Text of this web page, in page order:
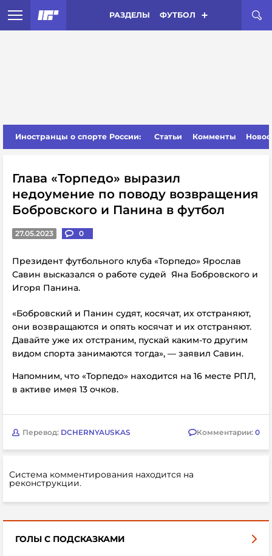
РАЗДЕЛЫ ФУТБОЛ
Иностранцы о спорте России: Статьи Комменты
Глава «Торпедо» выразил
недоумение по поводу возвращения
Бобровского и Панина в футбол
27.05.2023 0
Президент футбольного клуба «Торпедо» Ярослав
Савин высказался о работе судей Яна Бобровского и
Игоря Панина.
«Бобровский и Панин судят, косячат, их отстраняют,
они возвращаются и опять косячат и их отстраняют.
Давайте уже их отстраним, пускай каким-то другим
видом спорта занимаются тогда», — заявил Савин.
Напомним, что «Торпедо» находится на 16 месте РПЛ,
в активе имея 13 очков.
Перевод: DCHERNYAUSKAS Комментарии: 0
Система комментирования находится на
реконструкции.
ГОЛЫ С ПОДСКАЗКАМИ